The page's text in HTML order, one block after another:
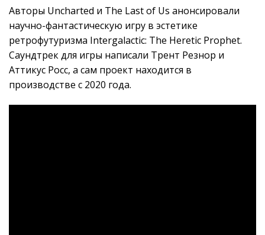
Авторы Uncharted и The Last of Us анонсировали
научно-фантастическую игру в эстетике
ретрофутуризма Intergalactic: The Heretic Prophet.
Саундтрек для игры написали Трент Резнор и
Аттикус Росс, а сам проект находится в
производстве с 2020 года.